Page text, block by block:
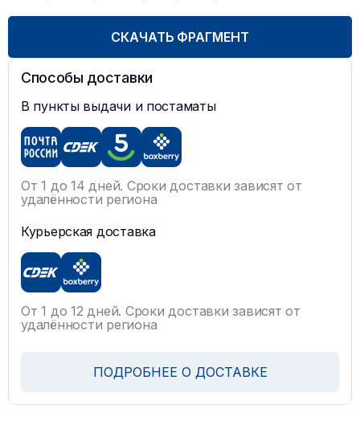
СКАЧАТЬ ФРАГМЕНТ
Способы доставки
В пункты выдачи и постаматы
От 1 до 14 дней. Сроки доставки зависят от
удалённости региона
Курьерская доставка
От 1 до 12 дней. Сроки доставки зависят от
удалённости региона
ПОДРОБНЕЕ О ДОСТАВКЕ